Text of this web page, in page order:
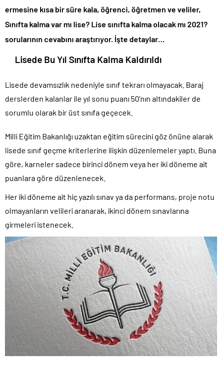
ermesine kısa bir süre kala, öğrenci, öğretmen ve veliler,
Sınıfta kalma var mı lise? Lise sınıfta kalma olacak mı 2021?
sorularının cevabını araştırıyor. İşte detaylar…
Lisede Bu Yıl Sınıfta Kalma Kaldırıldı
Lisede devamsızlık nedeniyle sınıf tekrarı olmayacak. Baraj
derslerden kalanlar ile yıl sonu puanı 50’nın altındakiler de
sorumlu olarak bir üst sınıfa geçecek.
Milli Eğitim Bakanlığı uzaktan eğitim sürecini göz önüne alarak
lisede sınıf geçme kriterlerine ilişkin düzenlemeler yaptı. Buna
göre, karneler sadece birinci dönem veya her iki döneme ait
puanlara göre düzenlenecek.
Her iki döneme ait hiç yazılı sınav ya da performans, proje notu
olmayanların velileri aranarak, ikinci dönem sınavlarına
girmeleri istenecek.